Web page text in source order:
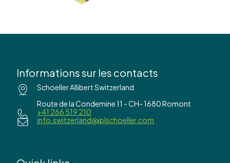
Informations sur les contacts
Schoeller Allibert Switzerland
Route de la Condemine 11 - CH- 1680 Romont
+41 266 519 210
info.switzerland@iplschoeller.com